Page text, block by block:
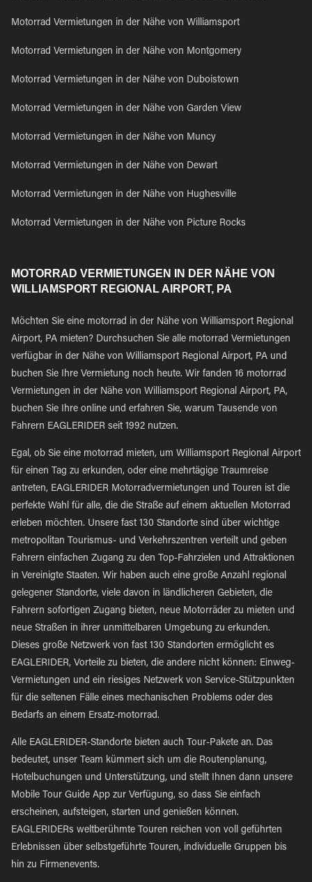
Motorrad Vermietungen in der Nähe von Williamsport
Motorrad Vermietungen in der Nähe von Montgomery
Motorrad Vermietungen in der Nähe von Duboistown
Motorrad Vermietungen in der Nähe von Garden View
Motorrad Vermietungen in der Nähe von Muncy
Motorrad Vermietungen in der Nähe von Dewart
Motorrad Vermietungen in der Nähe von Hughesville
Motorrad Vermietungen in der Nähe von Picture Rocks
MOTORRAD VERMIETUNGEN IN DER NÄHE VON
WILLIAMSPORT REGIONAL AIRPORT, PA
Möchten Sie eine motorrad in der Nähe von Williamsport Regional
Airport, PA mieten? Durchsuchen Sie alle motorrad Vermietungen
verfügbar in der Nähe von Williamsport Regional Airport, PA und
buchen Sie Ihre Vermietung noch heute. Wir fanden 16 motorrad
Vermietungen in der Nähe von Williamsport Regional Airport, PA,
buchen Sie Ihre online und erfahren Sie, warum Tausende von
Fahrern EAGLERIDER seit 1992 nutzen.
Egal, ob Sie eine motorrad mieten, um Williamsport Regional Airport
für einen Tag zu erkunden, oder eine mehrtägige Traumreise
antreten, EAGLERIDER Motorradvermietungen und Touren ist die
perfekte Wahl für alle, die die Straße auf einem aktuellen Motorrad
erleben möchten. Unsere fast 130 Standorte sind über wichtige
metropolitan Tourismus- und Verkehrszentren verteilt und geben
Fahrern einfachen Zugang zu den Top-Fahrzielen und Attraktionen
in Vereinigte Staaten. Wir haben auch eine große Anzahl regional
gelegener Standorte, viele davon in ländlicheren Gebieten, die
Fahrern sofortigen Zugang bieten, neue Motorräder zu mieten und
neue Straßen in ihrer unmittelbaren Umgebung zu erkunden.
Dieses große Netzwerk von fast 130 Standorten ermöglicht es
EAGLERIDER, Vorteile zu bieten, die andere nicht können: Einweg-
Vermietungen und ein riesiges Netzwerk von Service-Stützpunkten
für die seltenen Fälle eines mechanischen Problems oder des
Bedarfs an einem Ersatz-motorrad.
Alle EAGLERIDER-Standorte bieten auch Tour-Pakete an. Das
bedeutet, unser Team kümmert sich um die Routenplanung,
Hotelbuchungen und Unterstützung, und stellt Ihnen dann unsere
Mobile Tour Guide App zur Verfügung, so dass Sie einfach
erscheinen, aufsteigen, starten und genießen können.
EAGLERIDERs weltberühmte Touren reichen von voll geführten
Erlebnissen über selbstgeführte Touren, individuelle Gruppen bis
hin zu Firmenevents.